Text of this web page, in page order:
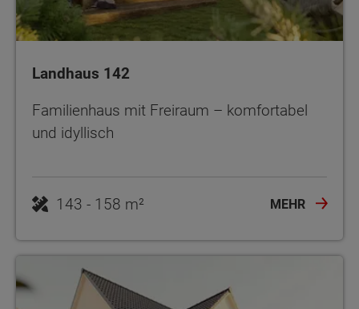
Landhaus 142
Familienhaus mit Freiraum – komfortabel
und idyllisch
143 - 158 m² MEHR